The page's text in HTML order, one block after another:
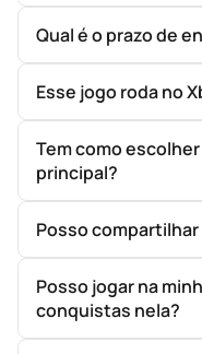
Qual é o prazo de
Esse jogo roda no
Tem como
principal?
Posso
Posso jogar na
conquistas nela?